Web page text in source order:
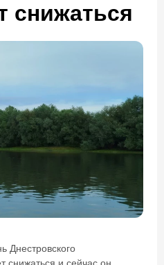
снижаться
Днестровского